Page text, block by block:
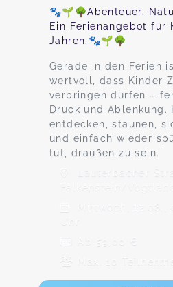
🐾🌱🌳Abenteuer.
Ein Ferienangebot für
Jahren.🐾🌱🌳
Gerade in den Ferien
wertvoll, dass Kinder
verbringen dürfen –
Druck und Ablenkung.
entdecken, staunen,
und einfach wieder
tut, draußen zu sein.
Lauterbacher
Falkenstein/Vogtland
Mittwoch, 12.08.,
Ab 59,00 €
Max. 10